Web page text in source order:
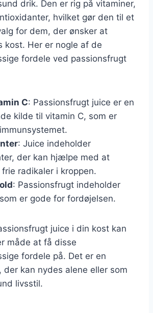
drik. Den er rig på vitaminer,
hvilket gør den til et
for dem, der ønsker at
kost. Her er nogle af de
fordele ved passionsfrugt
C: Passionsfrugt juice er en
kilde til vitamin C, som er
: Juice indeholder
der kan hjælpe med at
radikaler i kroppen.
: Passionsfrugt indeholder
er gode for fordøjelsen.
juice i din kost kan
måde at få disse
fordele på. Det er en
kan nydes alene eller som
livsstil.